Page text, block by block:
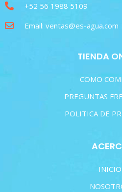
+52 56 1988 5109
Email: ventas@es-agua.com
TIENDA
COMO
PREGUNTAS
POLITICA DE
INICIO